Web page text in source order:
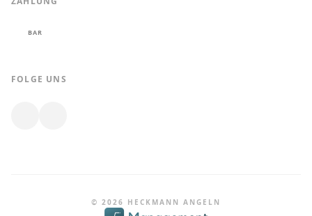
BAR
FOLGE UNS
© 2026 HECKMANN ANGELN